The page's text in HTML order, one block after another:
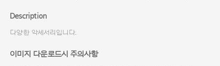
Description
다양한 악세서리입니다.
이미지 다운로드시 주의사항